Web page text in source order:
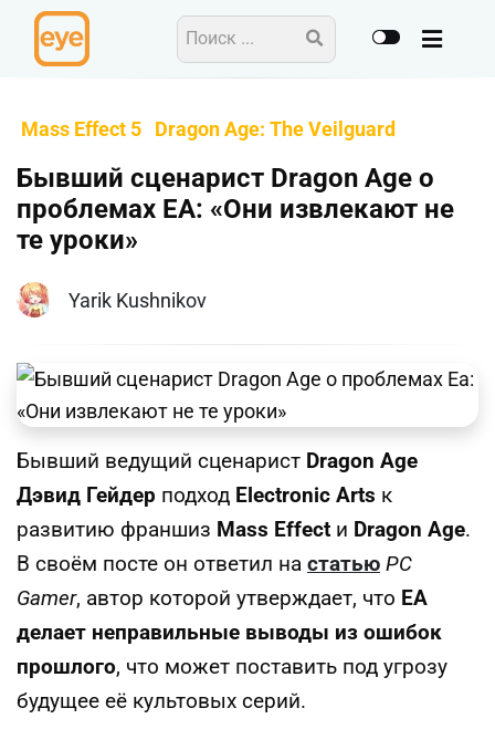
Mass Effect 5 Dragon Age: The Veilguard
Бывший сценарист Dragon Age о
проблемах EA: «Они извлекают не
те уроки»
Yarik Kushnikov
Бывший ведущий сценарист Dragon Age
Дэвид Гейдер подход Electronic Arts к
развитию франшиз Mass Effect и Dragon Age.
В своём посте он ответил на статью PC
Gamer, автор которой утверждает, что EA
делает неправильные выводы из ошибок
прошлого, что может поставить под угрозу
будущее её культовых серий.